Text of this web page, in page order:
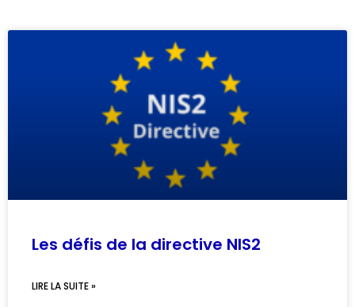
Les défis de la directive NIS2
LIRE LA SUITE »